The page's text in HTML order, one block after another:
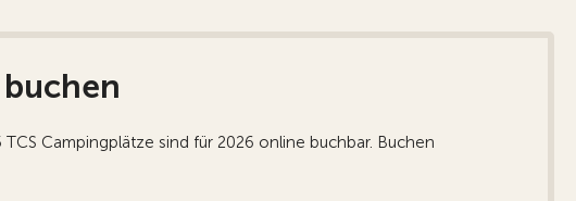
Campingplätze sind für 2026 online buchbar. Buchen